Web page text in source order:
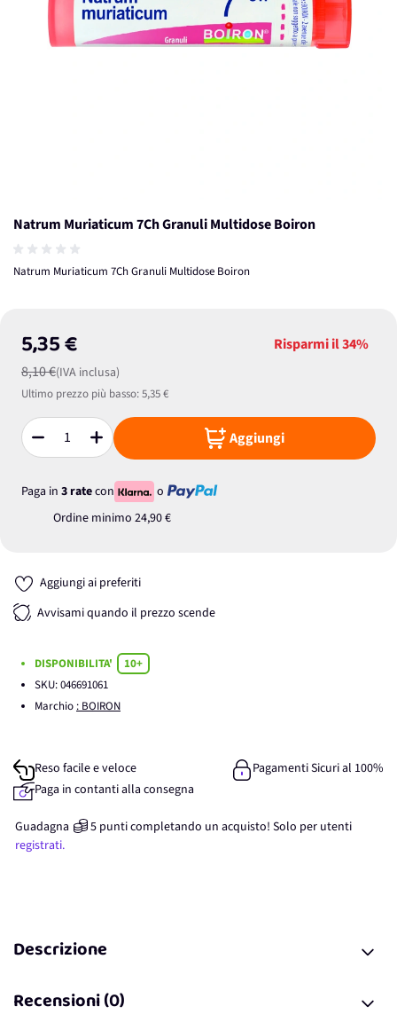
Natrum Muriaticum 7Ch Granuli Multidose Boiron
Natrum Muriaticum 7Ch Granuli Multidose Boiron
5,35 €
8,10 €(IVA inclusa)
Risparmi il34%
Ultimo prezzo più basso:5,35 €
Quantità Aggiungi
Paga in 3 ratecon
o
Ordine minimo 24,90 €
Aggiungi ai preferiti
Avvisami quando il prezzo scende
DISPONIBILITA'
10+
SKU:046691061
Marchio : BOIRON
Reso facile e veloce
Pagamenti Sicuri al 100%
Paga in contanti alla consegna
Guadagna 5 punticompletando un acquisto! Solo per utenti
registrati.
Descrizione
Recensioni (0)